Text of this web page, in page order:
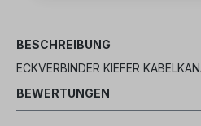
BESCHREIBUNG
ECKVERBINDER KIEFER
BEWERTUNGEN